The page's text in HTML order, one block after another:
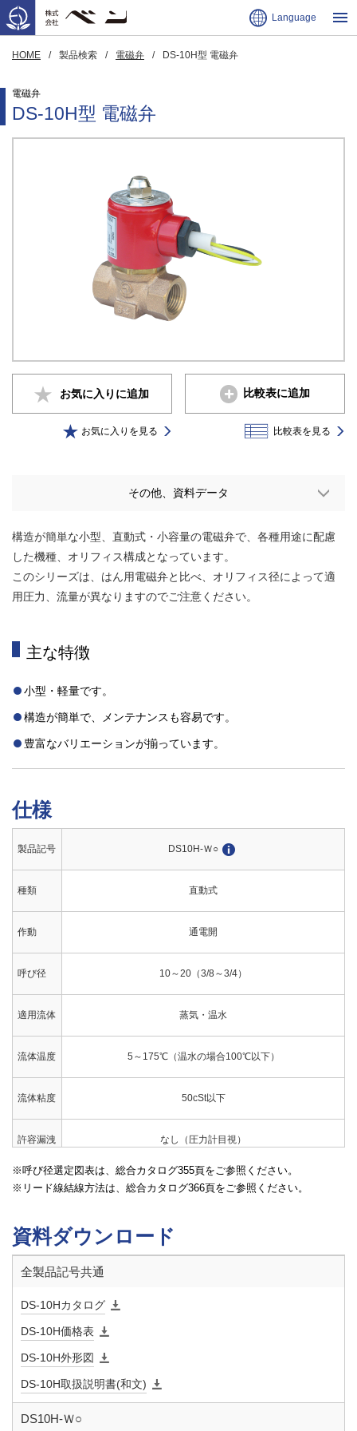
Language
HOME 製品検索 電磁弁 DS-10H型 電磁弁
電磁弁
DS-10H型 電磁弁
お気に入りに追加 比較表に追加
お気に入りを見る 比較表を見る
その他、資料データ
構造が簡単な小型、直動式・小容量の電磁弁で、各種用途に配慮
した機種、オリフィス構成となっています。
このシリーズは、はん用電磁弁と比べ、オリフィス径によって適
用圧力、流量が異なりますのでご注意ください。
主な特徴
小型・軽量です。
構造が簡単で、メンテナンスも容易です。
豊富なバリエーションが揃っています。
仕様
製品記号 DS10H-Ｗ○
種類 直動式
作動 通電開
呼び径 10～20（3/8～3/4）
適用流体 蒸気・温水
流体温度 5～175℃（温水の場合100℃以下）
流体粘度 50cSt以下
許容漏洩
なし（圧力計目視）
絶縁種別
周囲温度
定格電流
起動電流 AC100V：0.57A、AC200V：0.29A
呼び径選定図表は、総合カタログ355頁をご参照ください。
リード線結線方法は、総合カタログ366頁をご参照ください。
資料ダウンロード
全製品記号共通
DS-10Hカタログ
DS-10H価格表
DS-10H外形図
DS-10H取扱説明書(和文)
DS10H-Ｗ○